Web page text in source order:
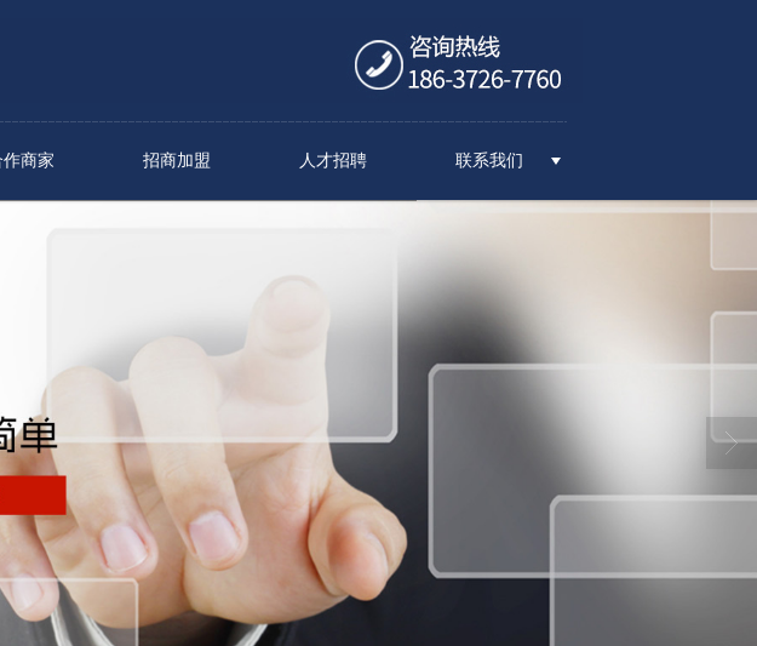
作商家 招商加盟 人才招聘 联系我们